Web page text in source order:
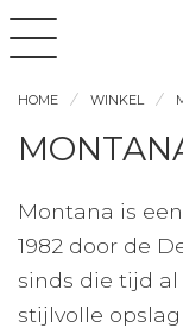
HOME WINKEL
Montana is
1982 door de
sinds die tijd
stijlvolle